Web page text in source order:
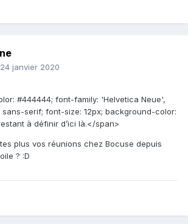
janvier 2020
#444444; font-family: 'Helvetica Neue',
sans-serif; font-size: 12px; background-color:
à définir d’ici là.</span>
plus vos réunions chez Bocuse depuis
? :D